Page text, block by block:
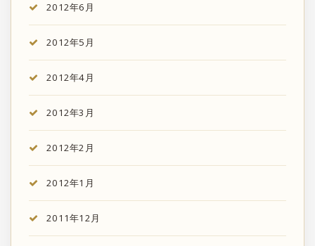
2012年6月
2012年5月
2012年4月
2012年3月
2012年2月
2012年1月
2011年12月